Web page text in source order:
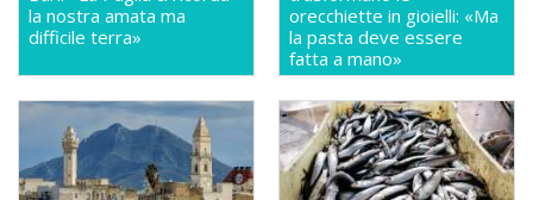
la nostra amata ma
difficile terra»
orecchiette in gioielli: «Ma
la pasta deve essere
fatta a mano»